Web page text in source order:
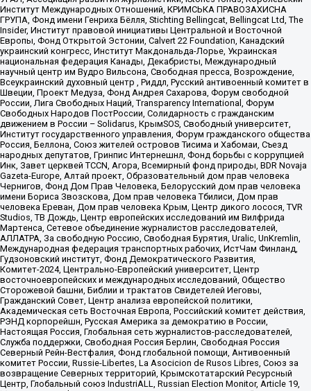
Институт Международных Отношений, КРИМСЬКА ПРАВОЗАХИСНА
ГРУПА, Фонд имени Генриха Бёлля, Stichting Bellingcat, Bellingcat Ltd, The
Insider, Институт правовой инициативы Центральной и Восточной
Европы, Фонд Открытой Эстонии, Calvert 22 Foundation, Канадский
украинский конгресс, Институт Макдональда-Лорье, Украинская
национальная федерация Канады, Декабристы, Международный
научный центр им Вудро Вильсона, Свободная пресса, Возрождение,
Всеукраинский духовный центр , Риддл, Русский антивоенный комитет в
Швеции, Проект Медуза, Фонд Андрея Сахарова, Форум свободной
России, Лига Свободных Наций, Transparеncy International, Форум
Свободных Народов ПостРоссии, Солидарность с гражданским
движением в России – Solidarus, КрымSOS, Свободный университет,
Институт государственного управления, Форум гражданского общества
Россия, Беллона, Союз жителей островов Тисима и Хабомаи, Съезд
народных депутатов, Гринпис Интернешнл, Фонд борьбы с коррупцией
Инк, Завет церквей TCCN, Агора, Всемирный фонд природы, BDR Novaja
Gazeta-Europe, Алтай проект, Образовательный дом прав человека
Чернигов, Фонд Дом Прав Человека, Белорусский дом прав человека
имени Бориса Звозскова, Дом прав человека Тбилиси, Дом прав
человека Ереван, Дом прав человека Крым, Центр дикого лосося, TVR
Studios, ТВ Дождь, Центр европейских исследований им Вилфрида
Мартенса, Сетевое объединение журналистов расследователей,
АЛЛАТРА, За свободную Россию, Свободная Бурятия, Uralic, UnKremlin,
Международная федерация транспортных рабочих, ИстЧам Финланд,
Гудзоновский институт, Фонд Демократического Развития,
Комитет-2024, Центрально-Европейский университет, Центр
восточноевропейских и международных исследований, Общество
Сторожевой башни, Библии и трактатов Свидетелей Иеговы,
Гражданский Совет, Центр анализа европейской политики,
Академическая сеть Восточная Европа, Российский комитет действия,
РЭНД корпорейшн, Русская Америка за демократию в России,
Настоящая Россия, Глобальная сеть журналистов-расследователей,
Служба поддержки, Свободная Россия Берлин, Свободная Россия
Северный Рейн-Вестфалия, Фонд глобальной помощи, Антивоенный
комитет России, Russie-Libertes, La Asocicion de Rusos Libres, Союз за
возвращение Северных территорий, Крымскотатарский Ресурсный
Центр, Глобальный союз IndustriALL, Russian Election Monitor, Article 19,